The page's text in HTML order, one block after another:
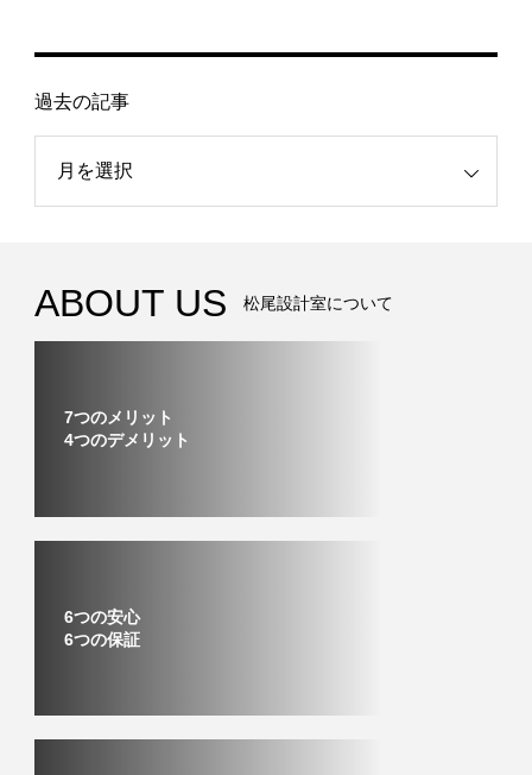
過去の記事
ABOUT US 松尾設計室について
7つのメリット
4つのデメリット
6つの安心
6つの保証